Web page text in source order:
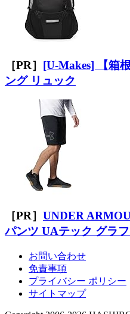
［PR］ [U-Makes] 【箱
ング リュック
［PR］ UNDER
パンツ UAテック グラ
お問い合わせ
免責事項
プライバシー ポリシー
サイトマップ